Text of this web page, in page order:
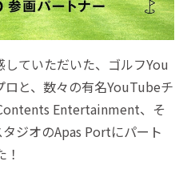
していただいた、ゴルフYou
と、数々の有名YouTubeチ
Entertainment、そ
ジオのApas Portにパート